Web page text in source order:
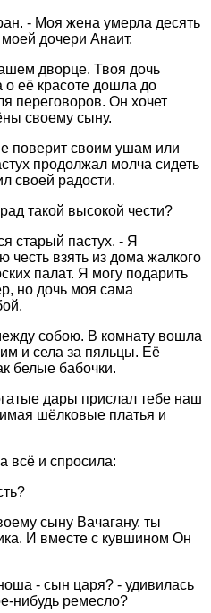
- Моя жена умерла десять
дочери Анаит.
дворце. Твоя дочь
о её красоте дошла до
переговоров. Он хочет
своему сыну.
поверит своим ушам или
продолжал молча сидеть
своей радости.
такой высокой чести?
старый пастух. - Я
честь взять из дома жалкого
палат. Я могу подарить
но дочь моя сама
собою. В комнату вошла
и села за пяльцы. Её
белые бабочки.
дары прислал тебе наш
шёлковые платья и
всё и спросила:
сыну Вачагану. ты
И вместе с кувшином Он
- сын царя? - удивилась
нибудь ремесло?